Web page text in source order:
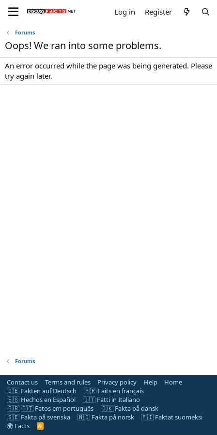
Log in Register
Forums
Oops! We ran into some problems.
An error occurred while the page was being generated. Please
try again later.
Forums
Contact us Terms and rules Privacy policy Help
Home
🇩🇪 Fakten auf Deutsch
🇫🇷 Faits en français
🇪🇸 Hechos en Español
🇮🇹 Fatti in Italiano
🇧🇷 🇵🇹 Fatos em português
🇩🇰 Fakta på dansk
🇸🇪 Fakta på svenska
🇳🇴 Fakta på norsk
🇫🇮 Faktat suomeksi
🌍 Facts
R